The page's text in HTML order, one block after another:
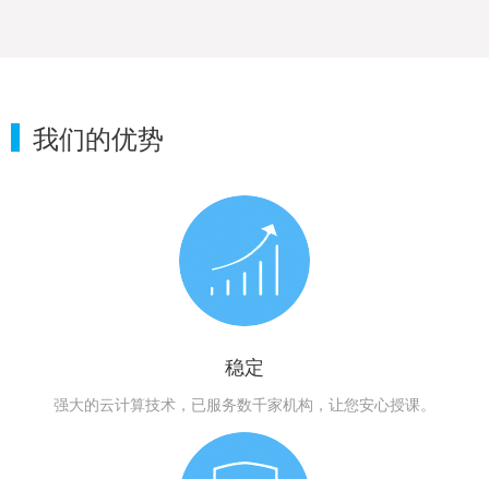
我们的优势
稳定
强大的云计算技术，已服务数千家机构，让您安心授课。